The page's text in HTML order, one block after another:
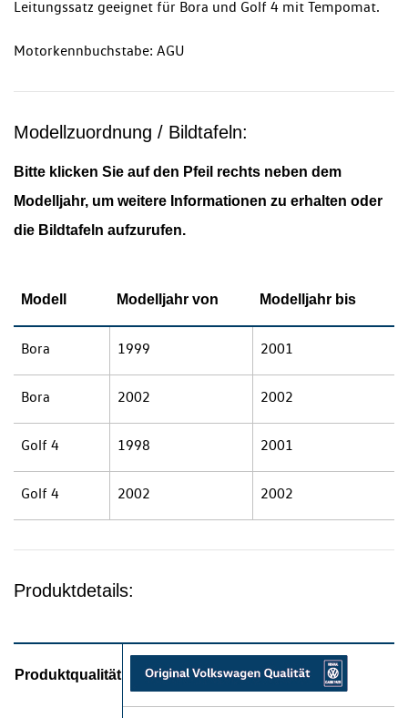
Leitungssatz geeignet für Bora und Golf 4 mit Tempomat.
Motorkennbuchstabe: AGU
Modellzuordnung / Bildtafeln:
Bitte klicken Sie auf den Pfeil rechts neben dem
Modelljahr, um weitere Informationen zu erhalten oder
die Bildtafeln aufzurufen.
Modell Modelljahr von Modelljahr bis
Bora 1999 2001
Bora 2002 2002
Golf 4 1998 2001
Golf 4 2002 2002
Produktdetails:
Produktqualität